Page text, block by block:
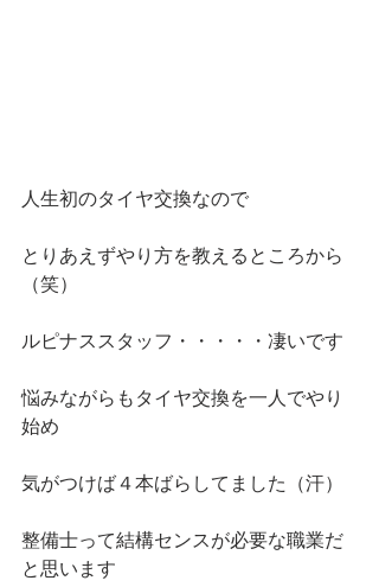
人生初のタイヤ交換なので
とりあえずやり方を教えるところから
（笑）
ルピナススタッフ・・・・・凄いです
悩みながらもタイヤ交換を一人でやり
始め
気がつけば４本ばらしてました（汗）
整備士って結構センスが必要な職業だ
と思います